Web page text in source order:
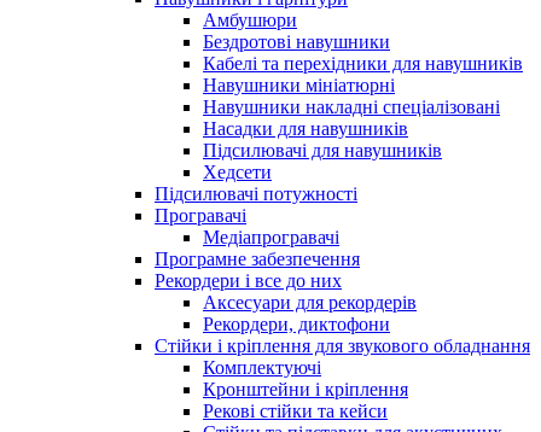
Амбушюри
Бездротові навушники
Кабелі та перехідники для навушників
Навушники мініатюрні
Навушники накладні спеціалізовані
Насадки для навушників
Підсилювачі для навушників
Хедсети
Підсилювачі потужності
Програвачі
Медіапрогравачі
Програмне забезпечення
Рекордери і все до них
Аксесуари для рекордерів
Рекордери, диктофони
Стійки і кріплення для звукового обладнання
Комплектуючі
Кронштейни і кріплення
Рекові стійки та кейси